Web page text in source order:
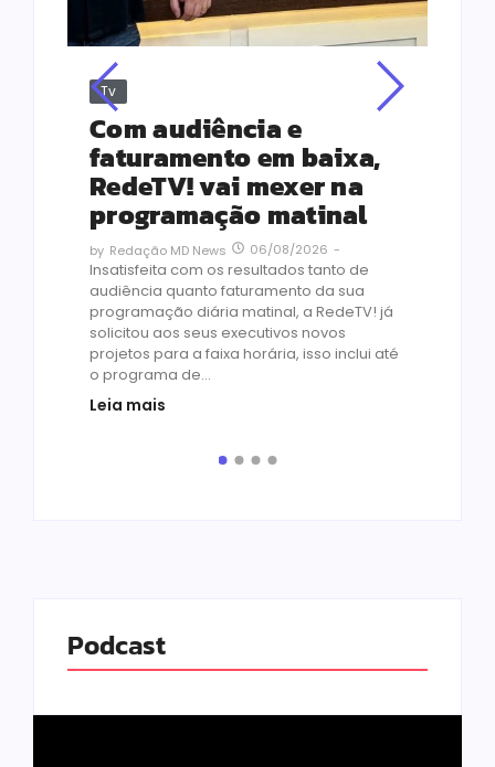
Tv
Com audiência e
faturamento em baixa,
RedeTV! vai mexer na
programação matinal
by Redação MD News 06/08/2026 -
Insatisfeita com os resultados tanto de
audiência quanto faturamento da sua
programação diária matinal, a RedeTV! já
solicitou aos seus executivos novos
projetos para a faixa horária, isso inclui até
o programa de...
Leia mais
Podcast